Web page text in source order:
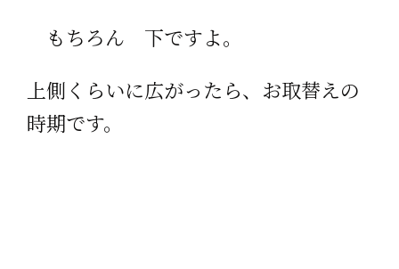
もちろん 下ですよ。
上側くらいに広がったら、お取替えの
時期です。